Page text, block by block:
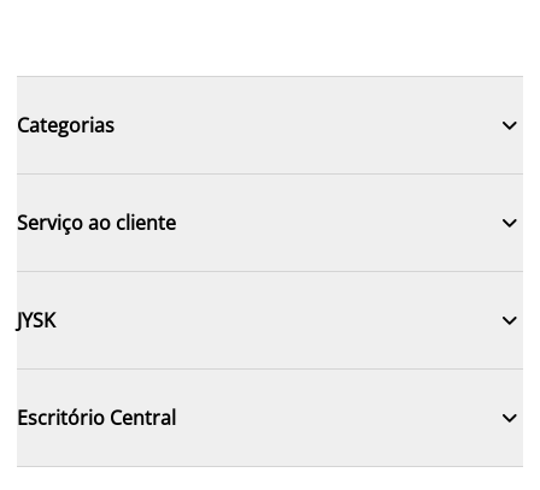
Categorias 
Serviço ao cliente 
JYSK 
Escritório Central 